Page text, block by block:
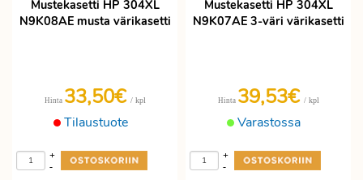
Mustekasetti HP 304XL
N9K08AE musta värikasetti
Tilaustuote
Hinta 33,50€ / kpl
-
+
Mustekasetti HP 304XL
N9K07AE 3-väri värikasetti
Varastossa
Hinta 39,53€ / kpl
-
+